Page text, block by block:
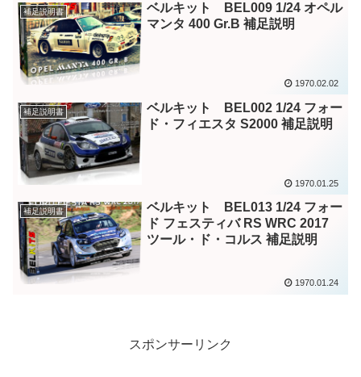
補足説明書
ベルキット BEL009 1/24 オペル
マンタ 400 Gr.B 補足説明
1970.02.02
補足説明書
ベルキット BEL002 1/24 フォー
ド・フィエスタ S2000 補足説明
1970.01.25
補足説明書
ベルキット BEL013 1/24 フォー
ド フェスティバ RS WRC 2017
ツール・ド・コルス 補足説明
1970.01.24
スポンサーリンク